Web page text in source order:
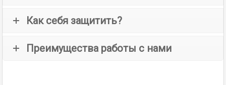
Как себя защитить?
Преимущества работы с нами